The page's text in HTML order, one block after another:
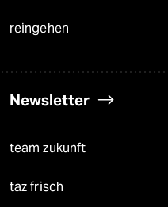
reingehen
Newsletter
team zukunft
taz frisch